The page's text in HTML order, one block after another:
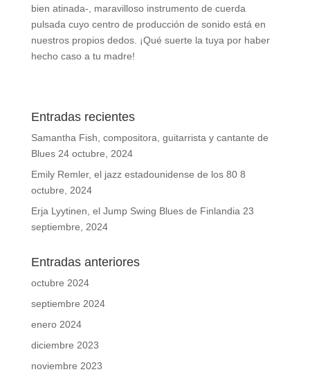
bien atinada-, maravilloso instrumento de cuerda
pulsada cuyo centro de producción de sonido está en
nuestros propios dedos. ¡Qué suerte la tuya por haber
hecho caso a tu madre!
Entradas recientes
Samantha Fish, compositora, guitarrista y cantante de
Blues 24 octubre, 2024
Emily Remler, el jazz estadounidense de los 80 8
octubre, 2024
Erja Lyytinen, el Jump Swing Blues de Finlandia 23
septiembre, 2024
Entradas anteriores
octubre 2024
septiembre 2024
enero 2024
diciembre 2023
noviembre 2023